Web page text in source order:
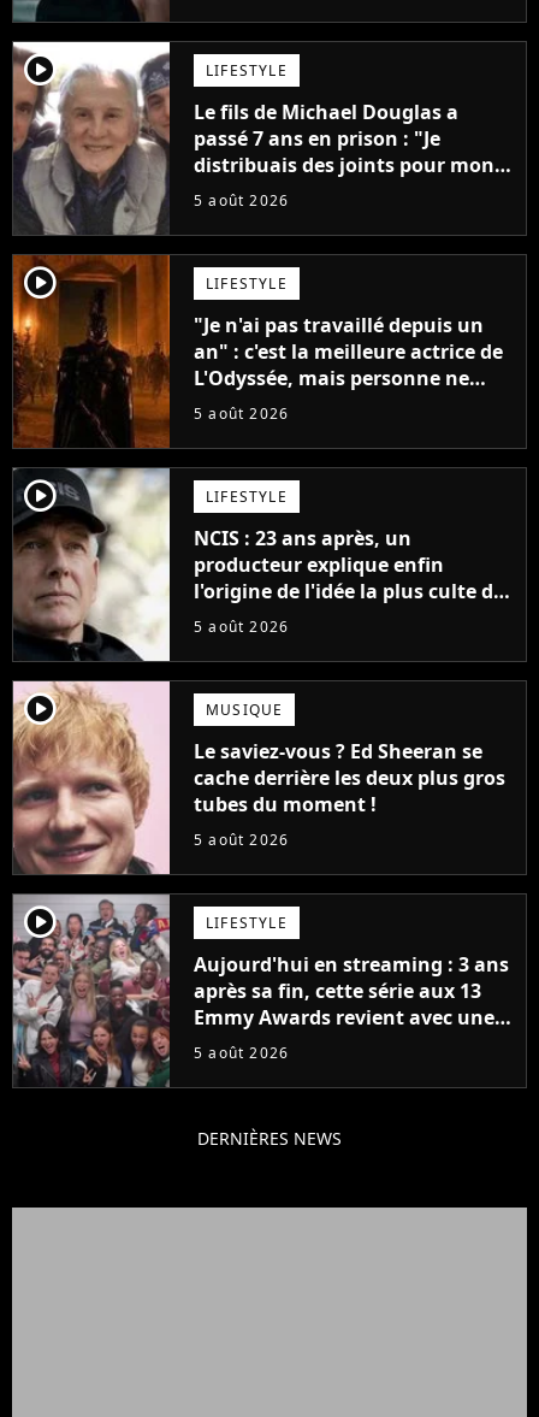
player2 LIFESTYLE
Le fils de Michael Douglas a
passé 7 ans en prison : "Je
distribuais des joints pour mon
père"
5 août 2026
player2 LIFESTYLE
"Je n'ai pas travaillé depuis un
an" : c'est la meilleure actrice de
L'Odyssée, mais personne ne
veut lui donner de rôle au
5 août 2026
player2 LIFESTYLE
NCIS : 23 ans après, un
producteur explique enfin
l'origine de l'idée la plus culte de
la série (et on ne parle pas du
5 août 2026
player2 MUSIQUE
Le saviez-vous ? Ed Sheeran se
cache derrière les deux plus gros
tubes du moment !
5 août 2026
player2 LIFESTYLE
Aujourd'hui en streaming : 3 ans
après sa fin, cette série aux 13
Emmy Awards revient avec une
suite... totalement différente
5 août 2026
DERNIÈRES NEWS